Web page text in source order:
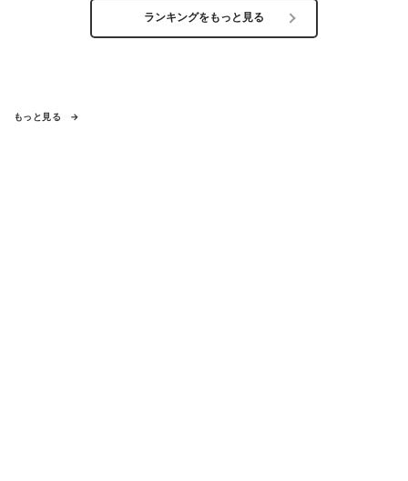
ランキングをもっと見る
もっと見る